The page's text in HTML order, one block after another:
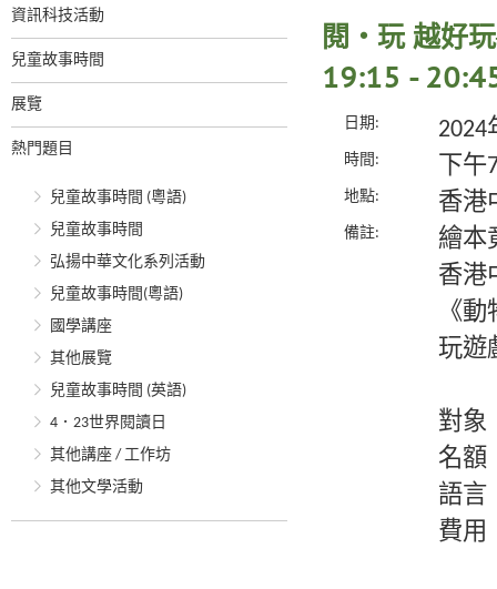
資訊科技活動
兒童故事時間
展覽
熱門題目
兒童故事時間 (粵語)
兒童故事時間
弘揚中華文化系列活動
兒童故事時間(粵語)
國學講座
其他展覽
兒童故事時間 (英語)
4．23世界閱讀日
其他講座 / 工作坊
其他文學活動
閱‧玩 越好
19:15 -
日期: 2024
時間: 下
地點: 香港
備註:
繪本
香港
《
玩遊
對象
名額
語言
費用